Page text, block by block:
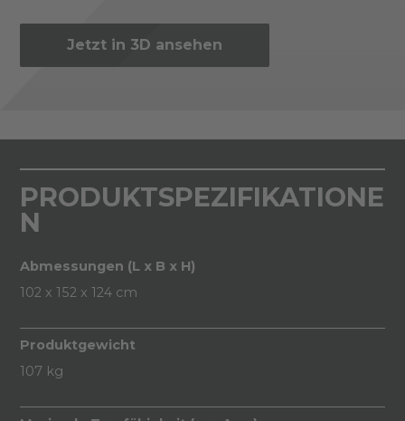
Jetzt in 3D ansehen
PRODUKTSPEZIFIKATIONE
N
Abmessungen (L x B x H)
102 x 152 x 124 cm
Produktgewicht
107 kg